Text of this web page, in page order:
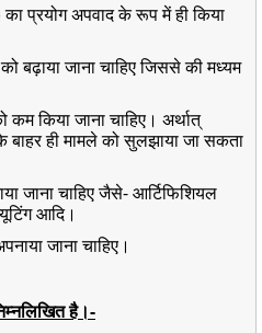
प्रयोग अपवाद के रूप में ही किया
बढ़ाया जाना चाहिए जिससे की मध्यम
कम किया जाना चाहिए। अर्थात्
बाहर ही मामले को सुलझाया जा सकता
जाना चाहिए जैसे- आर्टिफिशियल
आदि।
जाना चाहिए।
है।-